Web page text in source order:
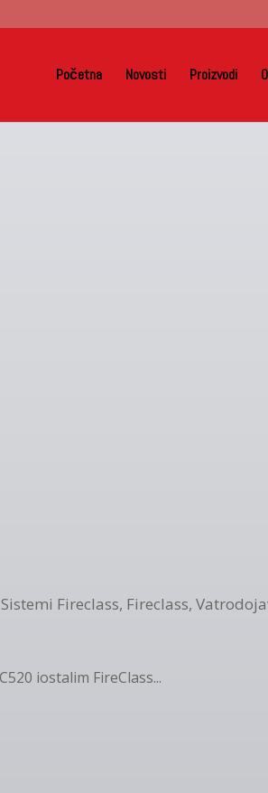
Početna Novosti Proizvodi
Fireclass, Fireclass,
iostalim FireClass...